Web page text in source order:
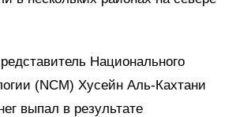
Национального
(NCM) Хусейн Аль-Кахтани
выпал в результате